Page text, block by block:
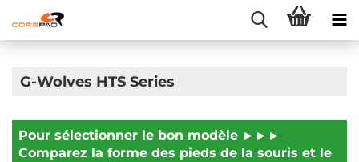
G-Wolves HTS Series
Pour sélectionner le bon modèle ►►►
Comparez la forme des pieds de la souris et le